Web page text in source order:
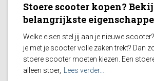
Stoere scooter kopen?
belangrijkste
Welke eisen stel jij aan je nieuwe
je met je scooter volle zaken trekt? Dan
stoere scooter moeten kiezen. Een
alleen stoer, Lees verder…